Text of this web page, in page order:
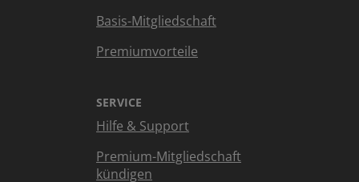
Basis-Mitgliedschaft
Premiumvorteile
SERVICE
Hilfe & Support
Premium-Mitgliedschaft
kündigen